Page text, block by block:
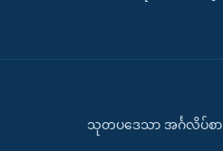
သုတပဒေသာ အင်္ဂလိပ်စာ